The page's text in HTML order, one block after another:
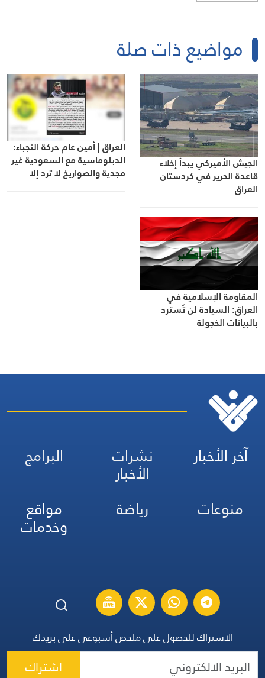
مواضيع ذات صلة
الجيش الأميركي يبدأ إخلاء
قاعدة الحرير في كردستان
العراق
العراق | أمين عام حركة النجباء:
الدبلوماسية مع السعودية غير
مجدية والصواريخ لا ترد إلا
المقاومة الإسلامية في
العراق: السيادة لن تُسترد
بالبيانات الخجولة
آخر الأخبار نشرات
الأخبار
البرامج
منوعات
رياضة مواقع
وخدمات
الاشتراك للحصول على ملخص أسبوعي على بريدك
اشتراك